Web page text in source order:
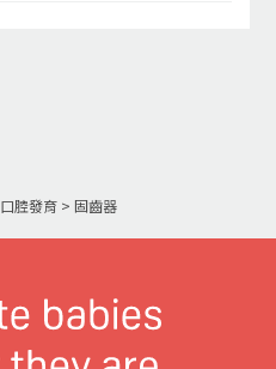
口腔發育 > 固齒器